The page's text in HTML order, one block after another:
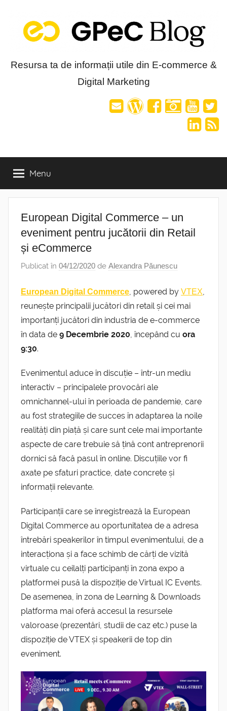
content
Blog-
Resursa ta de informații utile din E-commerce &
Digital Marketing
Menu
European Digital Commerce – un
eveniment pentru jucătorii din Retail
și eCommerce
Publicat în 04/12/2020 de Alexandra Păunescu
European Digital Commerce, powered by VTEX,
reunește principalii jucători din retail și cei mai
importanți jucători din industria de e-commerce
în data de 9 Decembrie 2020, începând cu ora
9:30.
Evenimentul aduce în discuție – într-un mediu
interactiv – principalele provocări ale
omnichannel-ului în perioada de pandemie, care
au fost strategiile de succes în adaptarea la noile
realități din piață și care sunt cele mai importante
aspecte de care trebuie să țină cont antreprenorii
dornici să facă pasul în online. Discuțiile vor fi
axate pe sfaturi practice, date concrete și
informații relevante.
Participanții care se înregistrează la European
Digital Commerce au oportunitatea de a adresa
întrebări speakerilor în timpul evenimentului, de a
interacționa și a face schimb de cărți de vizită
virtuale cu ceilalți participanți în zona expo a
platformei pusă la dispoziție de Virtual IC Events.
De asemenea, în zona de Learning & Downloads
platforma mai oferă accesul la resursele
valoroase (prezentări, studii de caz etc.) puse la
dispoziție de VTEX și speakerii de top din
eveniment.